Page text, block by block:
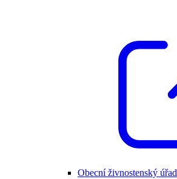
Obecní živnostenský úřad